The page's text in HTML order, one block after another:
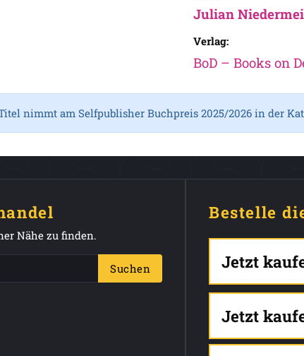
Julian
Verlag:
BoD – Books on
nimmt am Selfpublisher Buchpreis 2025/2026 in der
Nähe zu finden.
Suchen
Bestelle
Jetzt
Jetzt